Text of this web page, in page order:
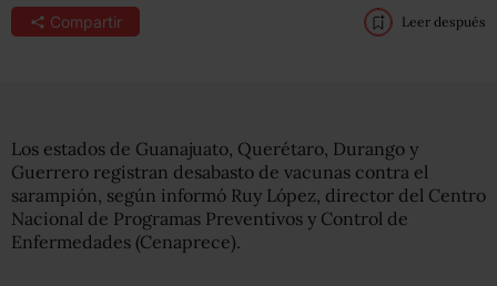
Compartir Leer después
Los estados de Guanajuato, Querétaro, Durango y
Guerrero registran desabasto de vacunas contra el
sarampión, según informó Ruy López, director del Centro
Nacional de Programas Preventivos y Control de
Enfermedades (Cenaprece).